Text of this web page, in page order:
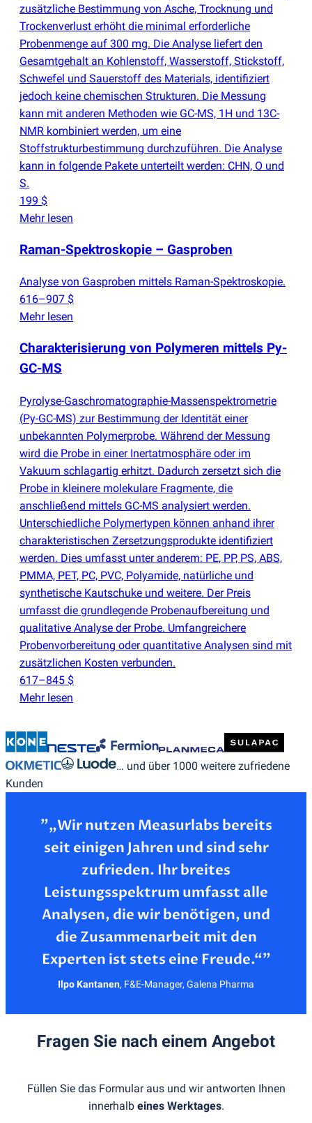
zusätzliche Bestimmung von Asche, Trocknung und
Trockenverlust erhöht die minimal erforderliche
Probenmenge auf 300 mg. Die Analyse liefert den
Gesamtgehalt an Kohlenstoff, Wasserstoff, Stickstoff,
Schwefel und Sauerstoff des Materials, identifiziert
jedoch keine chemischen Strukturen. Die Messung
kann mit anderen Methoden wie GC-MS, 1H und 13C-
NMR kombiniert werden, um eine
Stoffstrukturbestimmung durchzuführen. Die Analyse
kann in folgende Pakete unterteilt werden: CHN, O und
S.
199 $
Mehr lesen
Raman-Spektroskopie – Gasproben
Analyse von Gasproben mittels Raman-Spektroskopie.
616–907 $
Mehr lesen
Charakterisierung von Polymeren mittels Py-
GC-MS
Pyrolyse-Gaschromatographie-Massenspektrometrie
(Py-GC-MS) zur Bestimmung der Identität einer
unbekannten Polymerprobe. Während der Messung
wird die Probe in einer Inertatmosphäre oder im
Vakuum schlagartig erhitzt. Dadurch zersetzt sich die
Probe in kleinere molekulare Fragmente, die
anschließend mittels GC-MS analysiert werden.
Unterschiedliche Polymertypen können anhand ihrer
charakteristischen Zersetzungsprodukte identifiziert
werden. Dies umfasst unter anderem: PE, PP, PS, ABS,
PMMA, PET, PC, PVC, Polyamide, natürliche und
synthetische Kautschuke und weitere. Der Preis
umfasst die grundlegende Probenaufbereitung und
qualitative Analyse der Probe. Umfangreichere
Probenvorbereitung oder quantitative Analysen sind mit
zusätzlichen Kosten verbunden.
617–845 $
Mehr lesen
… und über 1000 weitere zufriedene
Kunden
”„Wir nutzen Measurlabs bereits
seit einigen Jahren und sind sehr
zufrieden. Ihr breites
Leistungsspektrum umfasst alle
Analysen, die wir benötigen, und
die Zusammenarbeit mit den
Ilpo Kantanen, F&E-Manager, Galena Pharma
Fragen Sie nach einem Angebot
Füllen Sie das Formular aus und wir antworten Ihnen
innerhalb eines Werktages.